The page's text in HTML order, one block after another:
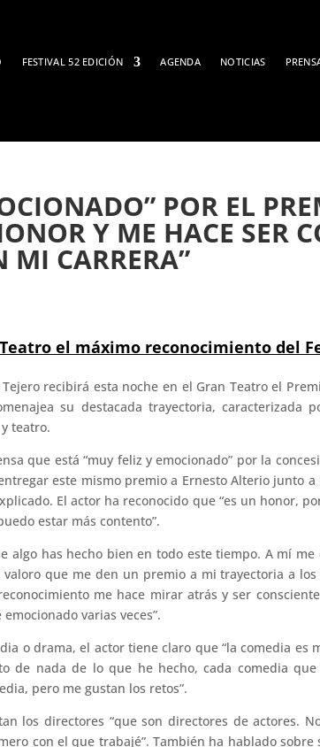
FESTIVAL 52 EDICIÓN AGENDA NOTICIAS
POR EL
Y ME HACE SER
MI CARRERA”
el máximo reconocimiento del
recibirá esta noche en el Gran Teatro el
su destacada trayectoria,
teatro.
que está “muy feliz y emocionado” por la
este mismo premio a Ernesto Alterio junto
El actor ha reconocido que “es un honor,
estar más contento”.
algo has hecho bien en todo este tiempo. A mí
que me den un premio a mi trayectoria a
me hace mirar atrás y ser
varias veces”.
o drama, el actor tiene claro que “la comedia es
de nada de lo que he hecho, cada comedia
pero me gustan los retos”.
los directores “que son directores de actores.
con el que trabajé”. También ha hablado